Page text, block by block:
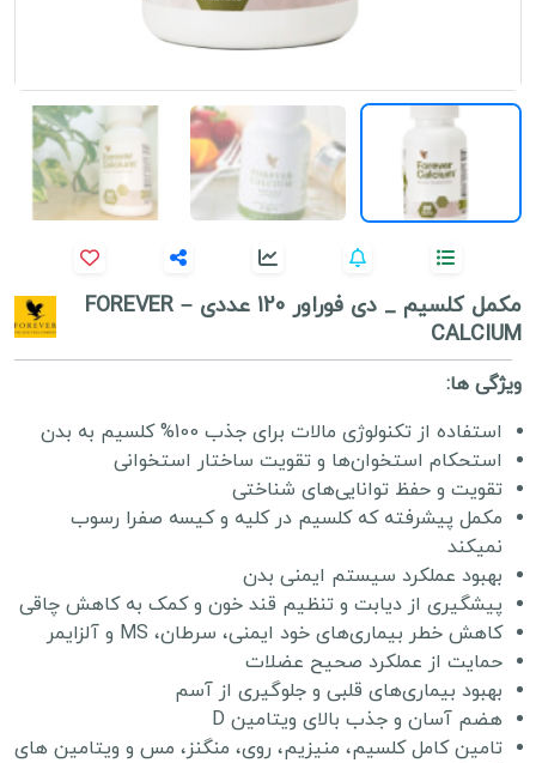
مکمل کلسیم _ دی فوراور 120 عددی – FOREVER
CALCIUM
ویژگی ها:
استفاده از تکنولوژی مالات برای جذب 100% کلسیم به بدن
استحکام استخوان‌ها و تقویت ساختار استخوانی
تقویت و حفظ توانایی‌های شناختی
مکمل پیشرفته که کلسیم در کلیه و کیسه صفرا رسوب
نمیکند
بهبود عملکرد سیستم ایمنی بدن
پیشگیری از دیابت و تنظیم قند خون و کمک به کاهش چاقی
کاهش خطر بیماری‌های خود ایمنی، سرطان، MS و آلزایمر
حمایت از عملکرد صحیح عضلات
بهبود بیماری‌های قلبی و جلوگیری از آسم
هضم آسان و جذب بالای ویتامین D
تامین کامل کلسیم، منیزیم، روی، منگنز، مس و ویتامین های